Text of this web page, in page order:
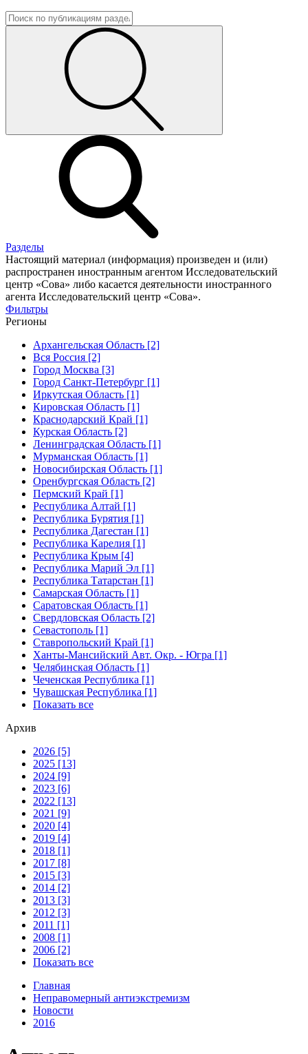
Разделы
Настоящий материал (информация) произведен и (или)
распространен иностранным агентом Исследовательский
центр «Сова» либо касается деятельности иностранного
агента Исследовательский центр «Сова».
Фильтры
Регионы
Архангельская Область [2]
Вся Россия [2]
Город Москва [3]
Город Санкт-Петербург [1]
Иркутская Область [1]
Кировская Область [1]
Краснодарский Край [1]
Курская Область [2]
Ленинградская Область [1]
Мурманская Область [1]
Новосибирская Область [1]
Оренбургская Область [2]
Пермский Край [1]
Республика Алтай [1]
Республика Бурятия [1]
Республика Дагестан [1]
Республика Карелия [1]
Республика Крым [4]
Республика Марий Эл [1]
Республика Татарстан [1]
Самарская Область [1]
Саратовская Область [1]
Свердловская Область [2]
Севастополь [1]
Ставропольский Край [1]
Ханты-Мансийский Авт. Окр. - Югра [1]
Челябинская Область [1]
Чеченская Республика [1]
Чувашская Республика [1]
Показать все
Архив
2026 [5]
2025 [13]
2024 [9]
2023 [6]
2022 [13]
2021 [9]
2020 [4]
2019 [4]
2018 [1]
2017 [8]
2015 [3]
2014 [2]
2013 [3]
2012 [3]
2011 [1]
2008 [1]
2006 [2]
Показать все
Главная
Неправомерный антиэкстремизм
Новости
2016